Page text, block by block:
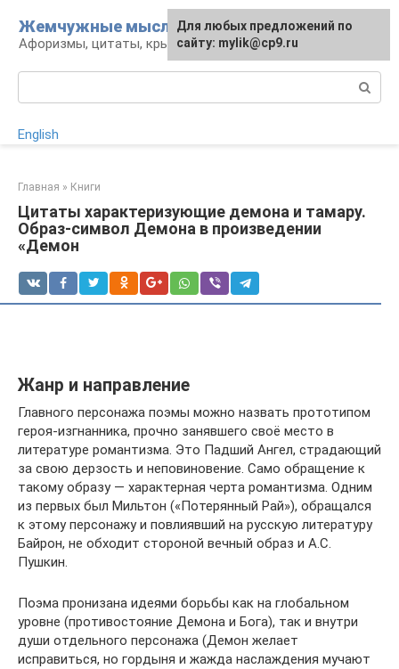
контенту
Жемчужные мысли
Афоризмы, цитаты, крылатые фразы
English
Главная » Книги
Цитаты характеризующие демона и тамару.
Образ-символ Демона в произведении
«Демон
Жанр и направление
Главного персонажа поэмы можно назвать прототипом
героя-изгнанника, прочно занявшего своё место в
литературе романтизма. Это Падший Ангел, страдающий
за свою дерзость и неповиновение. Само обращение к
такому образу — характерная черта романтизма. Одним
из первых был Мильтон («Потерянный Рай»), обращался
к этому персонажу и повлиявший на русскую литературу
Байрон, не обходит стороной вечный образ и А.С.
Пушкин.
Поэма пронизана идеями борьбы как на глобальном
уровне (противостояние Демона и Бога), так и внутри
души отдельного персонажа (Демон желает
исправиться, но гордыня и жажда наслаждения мучают
Для любых предложений по
сайту: mylik@cp9.ru